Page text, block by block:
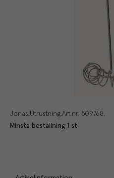
Jonas Utrustning Art.nr. 509768
Minsta beställning 1 st